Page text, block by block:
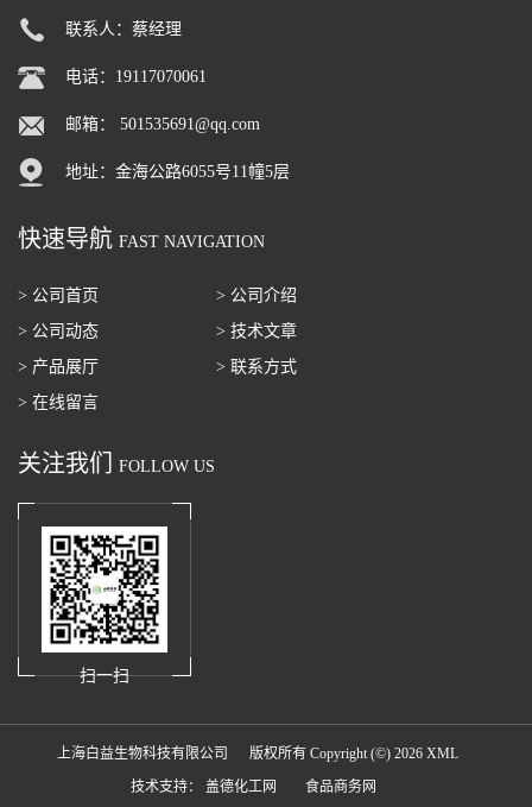
联系人：蔡经理
电话：19117070061
邮箱： 501535691@qq.com
地址：金海公路6055号11幢5层
快速导航 FAST NAVIGATION
> 公司首页
> 公司介绍
> 公司动态
> 技术文章
> 产品展厅
> 联系方式
> 在线留言
关注我们 FOLLOW US
扫一扫
上海白益生物科技有限公司 版权所有 Copyright (©) 2026 XML
技术支持： 盖德化工网 食品商务网